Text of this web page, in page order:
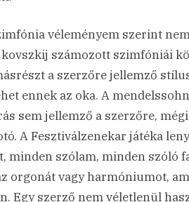
véleményem szerint
számozott szimfóniái
a szerzőre jellemző
ennek az oka. A
sem jellemző a szerzőre,
A Fesztiválzenekar játéka
minden szólam, minden szóló
orgonát vagy harmóniumot,
Egy szerző nem véletlenül